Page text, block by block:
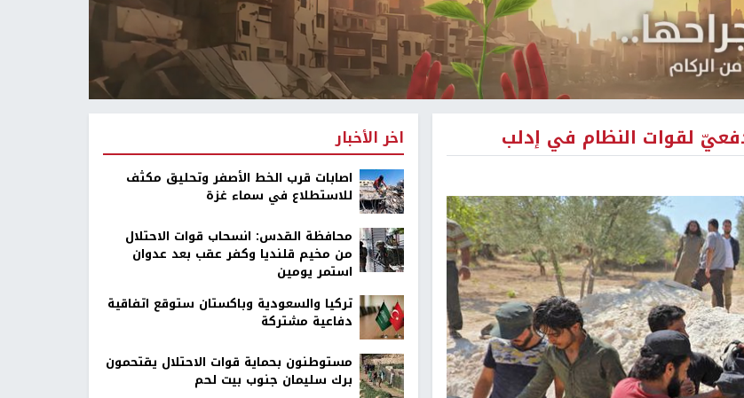
لقوات النظام في إدلب اخر الأخبار
اصابات قرب الخط الأصفر وتحليق مكثف
للاستطلاع في سماء غزة
محافظة القدس: انسحاب قوات الاحتلال
من مخيم قلنديا وكفر عقب بعد عدوان
استمر يومين
تركيا والسعودية وباكستان ستوقع اتفاقية
دفاعية مشتركة
مستوطنون بحماية قوات الاحتلال يقتحمون
برك سليمان جنوب بيت لحم